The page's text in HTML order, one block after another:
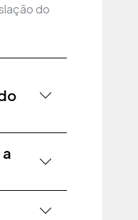
do